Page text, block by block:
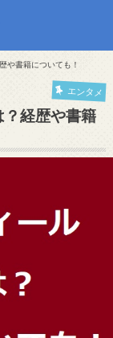
や書籍についても！
エンタメ
経歴や書籍